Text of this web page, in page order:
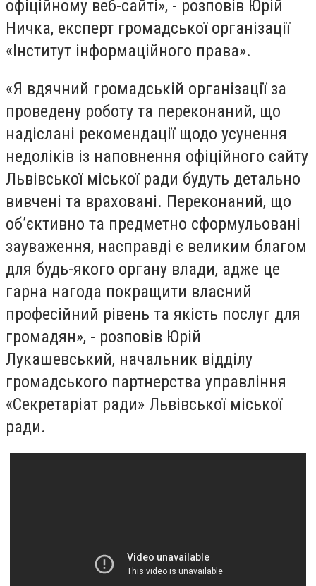
офіційному веб-сайті», - розповів Юрій
Ничка, експерт громадської організації
«Інститут інформаційного права».
«Я вдячний громадській організації за
проведену роботу та переконаний, що
надіслані рекомендації щодо усунення
недоліків із наповнення офіційного сайту
Львівської міської ради будуть детально
вивчені та враховані. Переконаний, що
об’єктивно та предметно сформульовані
зауваження, насправді є великим благом
для будь-якого органу влади, адже це
гарна нагода покращити власний
професійний рівень та якість послуг для
громадян», - розповів Юрій
Лукашевський, начальник відділу
громадського партнерства управління
«Секретаріат ради» Львівської міської
ради.